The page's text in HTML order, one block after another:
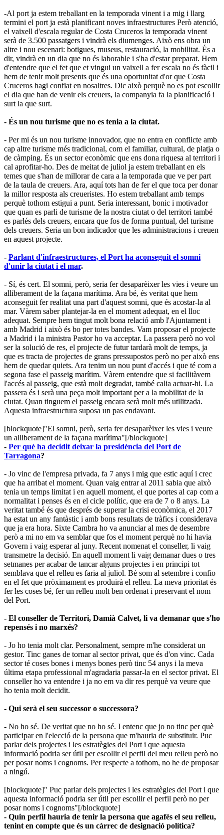
-Al port ja estem treballant en la temporada vinent i a mig i llarg
termini el port ja està planificant noves infraestructures Però atenció,
el vaixell d'escala regular de Costa Cruceros la temporada vinent
serà de 3.500 passatgers i vindrà els diumenges. Això ens obra un
altre i nou escenari: botigues, museus, restauració, la mobilitat. És a
dir, vindrà en un dia que no és laborable i s'ha d'estar preparat. Hem
d'entendre que el fet que et vingui un vaixell a fer escala no és fàcil i
hem de tenir molt presents que és una oportunitat d'or que Costa
Cruceros hagi confiat en nosaltres. Dic això perquè no es pot escollir
el dia que han de venir els creuers, la companyia fa la planificació i
surt la que surt.
- És un nou turisme que no es tenia a la ciutat.
- Per mi és un nou turisme innovador, que no entra en conflicte amb
cap altre turisme més tradicional, com el familiar, cultural, de platja o
de càmping. És un sector econòmic que ens dona riquesa al territori i
cal aprofitar-ho. Des de meitat de juliol ja estem treballant en els
temes que s'han de millorar de cara a la temporada que ve per part
de la taula de creuers. Ara, aquí tots han de fer el que toca per donar
la millor resposta als creueristes. Ho estem treballant amb temps
perquè tothom estigui a punt. Seria interessant, bonic i motivador
que quan es parli de turisme de la nostra ciutat o del territori també
es parlés dels creuers, encara que fos de forma puntual, del turisme
dels creuers. Seria un bon indicador que les administracions i creuen
en aquest projecte.
- Parlant d'infraestructures, el Port ha aconseguit el somni
d'unir la ciutat i el mar.
- Sí, és cert. El somni, però, seria fer desaparèixer les vies i veure un
alliberament de la façana marítima. Ara bé, és veritat que hem
aconseguit fer realitat una part d'aquest somni, que és acostar-la al
mar. Vàrem saber plantejar-la en el moment adequat, en el lloc
adequat. Sempre hem tingut molt bona relació amb l'Ajuntament i
amb Madrid i això és bo per totes bandes. Vam proposar el projecte
a Madrid i la ministra Pastor ho va acceptar. La passera però no vol
ser la solució de res, el projecte de futur tardarà molt de temps, ja
que es tracta de projectes de grans pressupostos però no per això ens
hem de quedar quiets. Ara tenim un nou punt d'accés i que té com a
segona fase el passeig marítim. Vàrem entendre que si facilitàvem
l'accés al passeig, que està molt degradat, també calia actuar-hi. La
passera és i serà una peça molt important per a la mobilitat de la
ciutat. Quan tinguem el passeig encara serà molt més utilitzada.
Aquesta infraestructura suposa un pas endavant.
[blockquote]"El somni, però, seria fer desaparèixer les vies i veure
un alliberament de la façana marítima"[/blockquote]​
- Per què ha decidit deixar la presidència del Port de
Tarragona?
- Jo vinc de l'empresa privada, fa 7 anys i mig que estic aquí i crec
que ha arribat el moment. Quan vaig entrar al 2011 sabia que això
tenia un temps limitat i en aquell moment, el que portes al cap com a
normalitat i penses és en el cicle polític, que era de 7 o 8 anys. La
veritat també és que després de superar la crisi econòmica, el 2017
ha estat un any fantàstic i amb bons resultats de tràfics i considerava
que ja era hora. Sixte Cambra ho va anunciar al mes de desembre
però a mi no em va semblar que fos el moment perquè no hi havia
Govern i vaig esperar al juny. Recent nomenat el conseller, li vaig
transmetre la decisió. En aquell moment li vaig demanar dues o tres
setmanes per acabar de tancar alguns projectes i en principi tot
semblava que el relleu es faria al juliol. Bé som al setembre i confio
en el fet que pròximament es produirà el relleu. La meva prioritat és
fer les coses bé, fer un relleu molt ben ordenat i preservant el nom
del Port.
- El conseller de Territori, Damià Calvet, li va demanar que s'ho
repensés i no marxés?
- Jo ho tenia molt clar. Personalment, sempre m'he considerat un
gestor. Tinc ganes de tornar al sector privat, que és d'on vinc. Cada
sector té coses bones i menys bones però tinc 54 anys i la meva
última etapa professional m'agradaria passar-la en el sector privat. El
conseller ho va entendre i ja no em va dir res perquè va veure que
ho tenia molt decidit.
- Qui serà el seu successor o successora?
- No ho sé. De veritat que no ho sé. I entenc que jo no tinc per què
participar en l'elecció de la persona que m'hauria de substituir. Puc
parlar dels projectes i les estratègies del Port i que aquesta
informació podria ser útil per escollir el perfil del meu relleu però no
per posar noms i cognoms. Per respecte a tothom, no he de proposar
a ningú.
[blockquote]" Puc parlar dels projectes i les estratègies del Port i que
aquesta informació podria ser útil per escollir el perfil però no per
posar noms i cognoms"[/blockquote]
- Quin perfil hauria de tenir la persona que agafés el seu relleu,
tenint en compte que és un càrrec de designació política?